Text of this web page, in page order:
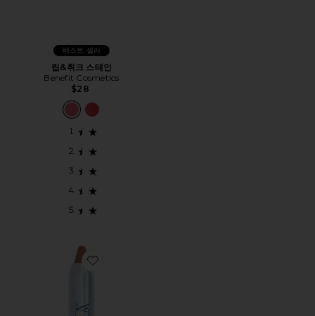
베스트 셀러
립&취크 스테인
Benefit Cosmetics
$28
Favorite AGAVE GLOW COLOR STICK 통통한 립스틱